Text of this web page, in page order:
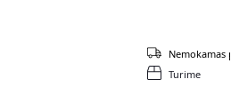
Turime
Nemokamas